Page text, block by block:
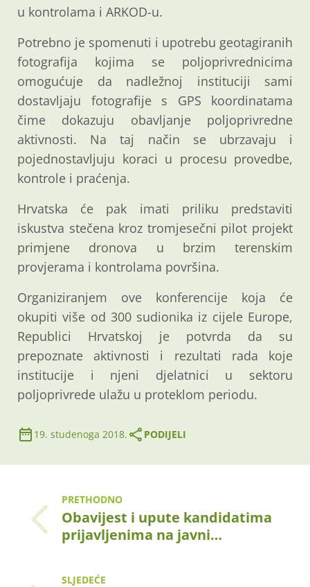
u kontrolama i ARKOD-u.
Potrebno je spomenuti i upotrebu geotagiranih
fotografija kojima se poljoprivrednicima
omogućuje da nadležnoj instituciji sami
dostavljaju fotografije s GPS koordinatama
čime dokazuju obavljanje poljoprivredne
aktivnosti. Na taj način se ubrzavaju i
pojednostavljuju koraci u procesu provedbe,
kontrole i praćenja.
Hrvatska će pak imati priliku predstaviti
iskustva stečena kroz tromjesečni pilot projekt
primjene dronova u brzim terenskim
provjerama i kontrolama površina.
Organiziranjem ove konferencije koja će
okupiti više od 300 sudionika iz cijele Europe,
Republici Hrvatskoj je potvrda da su
prepoznate aktivnosti i rezultati rada koje
institucije i njeni djelatnici u sektoru
poljoprivrede ulažu u proteklom periodu.
19. studenoga 2018. PODIJELI
PRETHODNO
Obavijest i upute kandidatima
prijavljenima na javni…
SLJEDEĆE